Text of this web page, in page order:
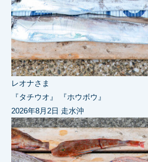
レオナさま
『タチウオ』 『ホウボウ』
2026年8月2日 走水沖